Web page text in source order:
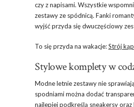
czy z napisami. Wszystkie
zestawy ze spódnicą. Fanki
wyjść przyda się dwuczęściowy
To się przyda na wakacje:Strój
Stylowe komplety w
Modne letnie zestawy nie
spodniami można dodać
najlepiej podkreślą sneakersy